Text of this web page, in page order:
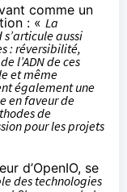
comme un
: « La
aussi
: réversibilité,
l’ADN de ces
et même
également une
en faveur de
de
pour les projets
d’OpenIO, se
des technologies